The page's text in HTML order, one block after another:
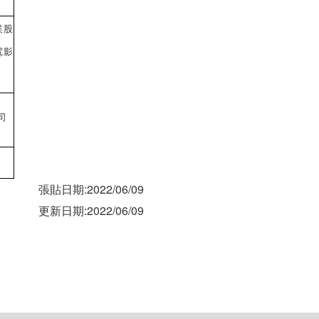
股
影
張貼日期:2022/06/09
更新日期:2022/06/09